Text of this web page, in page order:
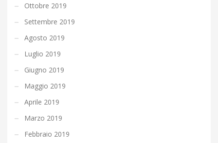
Ottobre 2019
Settembre 2019
Agosto 2019
Luglio 2019
Giugno 2019
Maggio 2019
Aprile 2019
Marzo 2019
Febbraio 2019